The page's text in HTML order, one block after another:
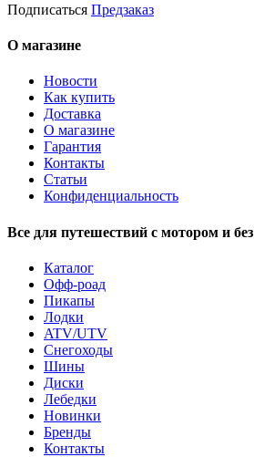
Подписаться Предзаказ
О магазине
Новости
Как купить
Доставка
О магазине
Гарантия
Контакты
Статьи
Конфиденциальность
Все для путешествий с мотором и без
Каталог
Офф-роад
Пикапы
Лодки
ATV/UTV
Снегоходы
Шины
Диски
Лебедки
Новинки
Бренды
Контакты